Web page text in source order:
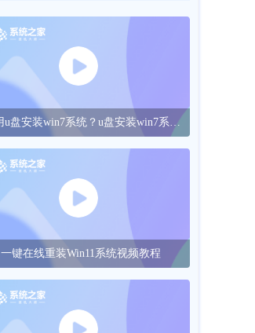
怎样用u盘安装win7系统？u盘安装win7系统的操作方法
一键在线重装Win11系统视频教程